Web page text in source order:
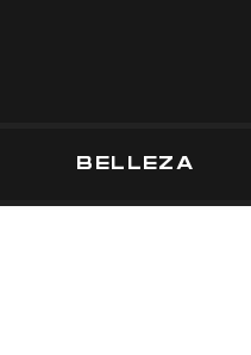
BELLEZA